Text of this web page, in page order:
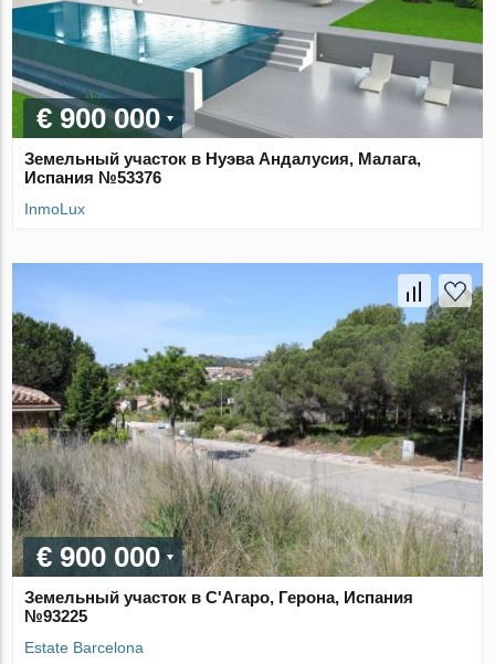
€ 900 000
Земельный участок в Нуэва Андалусия, Малага,
Испания №53376
InmoLux
€ 900 000
Земельный участок в С'Агаро, Герона, Испания
№93225
Estate Barcelona